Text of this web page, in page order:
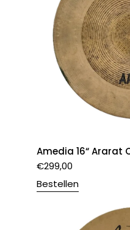
Amedia 16“ Ararat
€299,00
Bestellen